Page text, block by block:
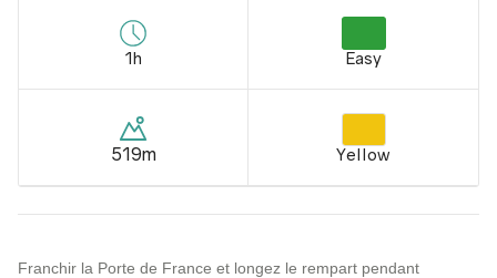
1h Easy
519m Yellow
Franchir la Porte de France et longez le rempart pendant